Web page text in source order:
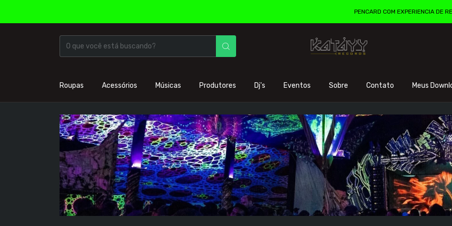
PENCARD COM EXPERIENCIA DE
Roupas Acessórios Músicas Produtores Dj's Eventos Sobre Contato Meus